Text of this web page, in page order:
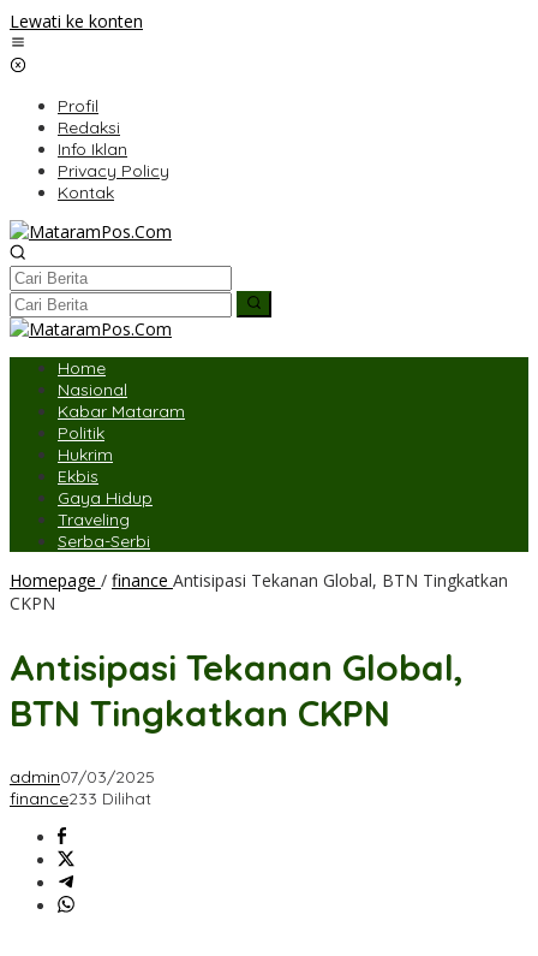
Lewati ke konten
Profil
Redaksi
Info Iklan
Privacy Policy
Kontak
Home
Nasional
Kabar Mataram
Politik
Hukrim
Ekbis
Gaya Hidup
Traveling
Serba-Serbi
Homepage / finance Antisipasi Tekanan Global, BTN Tingkatkan
CKPN
Antisipasi Tekanan Global,
BTN Tingkatkan CKPN
admin07/03/2025
finance233 Dilihat